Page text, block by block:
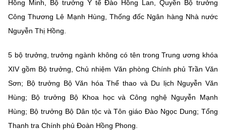
Hồng Minh, Bộ trưởng Y tế Đào Hồng Lan, Quyền Bộ trưởng
Công Thương Lê Mạnh Hùng, Thống đốc Ngân hàng Nhà nước
Nguyễn Thị Hồng.
5 bộ trưởng, trưởng ngành không có tên trong Trung ương khóa
XIV gồm Bộ trưởng, Chủ nhiệm Văn phòng Chính phủ Trần Văn
Sơn; Bộ trưởng Bộ Văn hóa Thể thao và Du lịch Nguyễn Văn
Hùng; Bộ trưởng Bộ Khoa học và Công nghệ Nguyễn Mạnh
Hùng; Bộ trưởng Bộ Dân tộc và Tôn giáo Đào Ngọc Dung; Tổng
Thanh tra Chính phủ Đoàn Hồng Phong.